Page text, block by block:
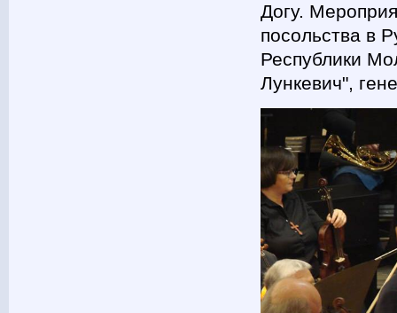
Догу.
посольства в
Республики
Лункевич",